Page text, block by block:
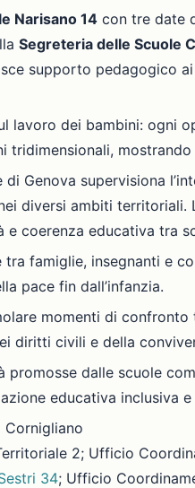
Narisano 14 con tre date
Segreteria delle Scuole
supporto pedagogico
lavoro dei bambini: ogni
di Genova supervisiona
diversi ambiti territoriali.
coerenza educativa tra
famiglie, insegnanti e
pace fin dall’infanzia.
momenti di
diritti civili e della
promosse dalle scuole
educativa inclusiva
2; Ufficio
34; Ufficio